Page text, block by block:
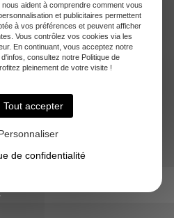
31.fr
65 44 06
aident à comprendre comment vous
et publicitaires permettent
à vos préférences et peuvent afficher
Vous contrôlez vos cookies via les
En continuant, vous acceptez notre
consultez notre Politique de
pleinement de votre visite !
Tout accepter
de confidentialité